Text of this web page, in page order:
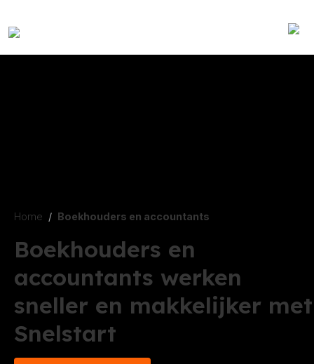
Home Boekhouders en accountants
Boekhouders en
accountants werken
sneller en makkelijker met
Snelstart